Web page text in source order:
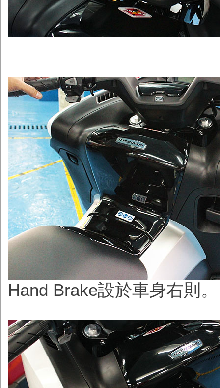
Hand Brake設於車身右則。